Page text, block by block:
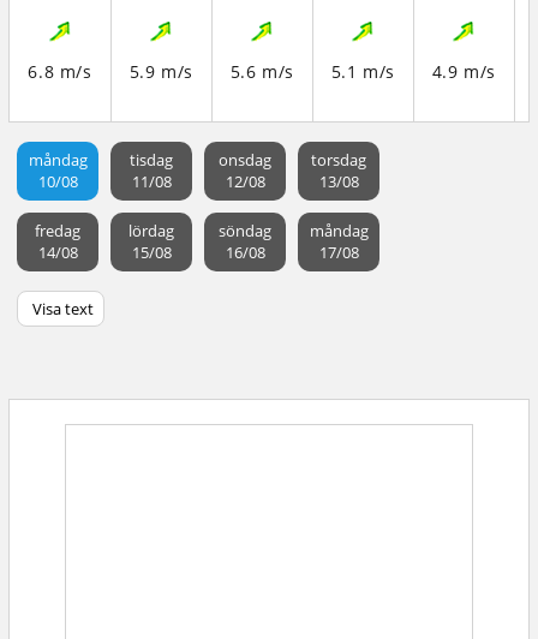
måndag
10/08
6.8 m/s 5.9 m/s 5.6 m/s 5.1 m/s 4.9 m/s
tisdag
11/08
onsdag
12/08
torsdag
13/08
fredag
14/08
lördag
15/08
söndag
16/08
måndag
17/08
Visa text